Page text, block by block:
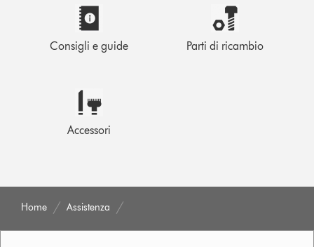
Consigli e guide Parti di ricambio
Accessori
Home Assistenza